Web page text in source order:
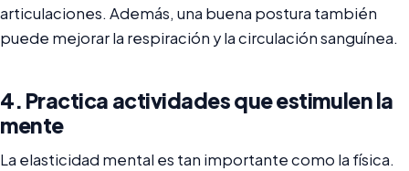
articulaciones. Además, una buena postura también
puede mejorar la respiración y la circulación sanguínea.
4. Practica actividades que estimulen la
mente
La elasticidad mental es tan importante como la física.